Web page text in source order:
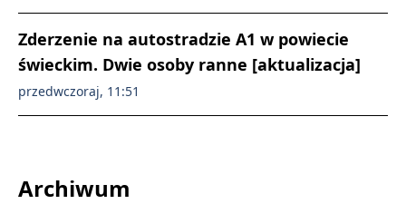
Zderzenie na autostradzie A1 w powiecie
świeckim. Dwie osoby ranne [aktualizacja]
przedwczoraj, 11:51
Archiwum